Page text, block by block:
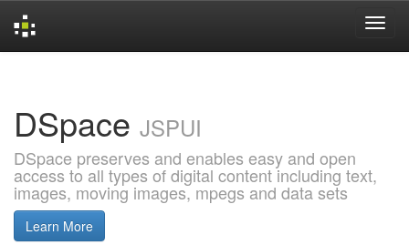
DSpace JSPUI
DSpace preserves and enables easy and open
access to all types of digital content including text,
images, moving images, mpegs and data sets
Learn More